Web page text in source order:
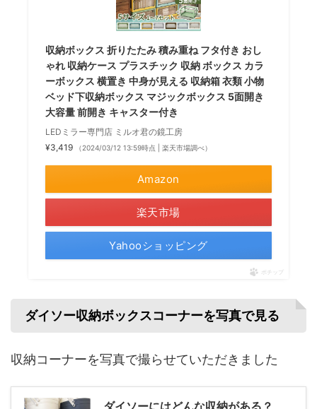
収納ボックス 折りたたみ 積み重ね フタ付き おし
ゃれ 収納ケース プラスチック 収納 ボックス カラ
ーボックス 横置き 中身が見える 収納箱 衣類 小物
ベッド下収納ボックス マジックボックス 5面開き
大容量 前開き キャスター付き
LEDミラー専門店 ミルオ君の鏡工房
¥3,419
（2024/03/12 13:59時点 | 楽天市場調べ）
Amazon
楽天市場
Yahooショッピング
ポチップ
ダイソー収納ボックスコーナーを写真で見る
収納コーナーを写真で撮らせていただきました
ダイソーにはどんな収納がある？